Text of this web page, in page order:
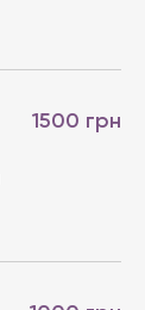
1500 грн